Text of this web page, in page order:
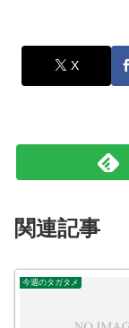
X
関連記事
今週のタガタメ